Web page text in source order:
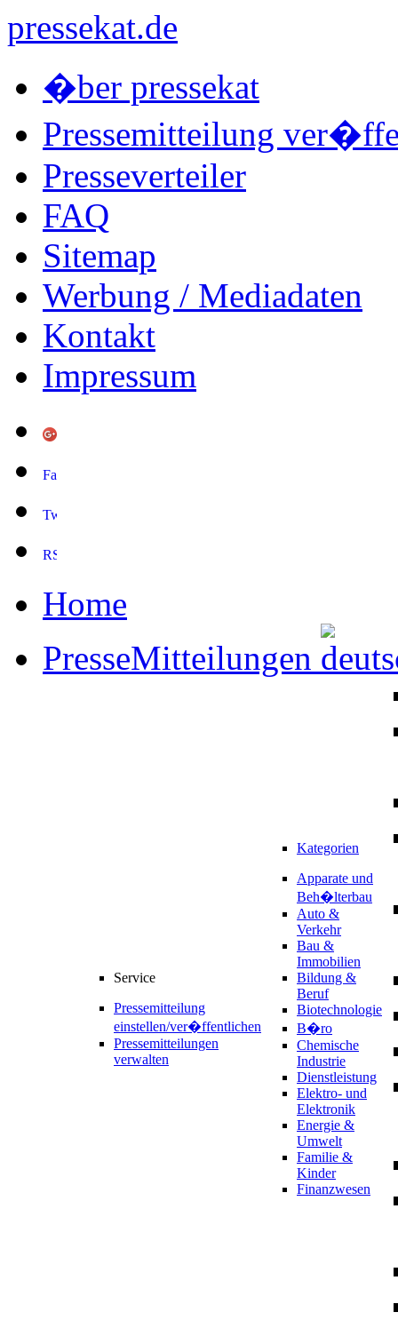
pressekat.de
�ber pressekat
Pressemitteilung
Presseverteiler
FAQ
Sitemap
Werbung / Mediadaten
Kontakt
Impressum
Home
PresseMitteilungen
Service
Pressemitteilung
einstellen/ver�ffentlichen
Pressemitteilungen
verwalten
Kategorien
Apparate und
Beh�lterbau
Auto &
Verkehr
Bau &
Immobilien
Bildung &
Beruf
Biotechnologie
B�ro
Chemische
Industrie
Dienstleistung
Elektro- und
Elektronik
Energie &
Umwelt
Familie &
Kinder
Finanzwesen